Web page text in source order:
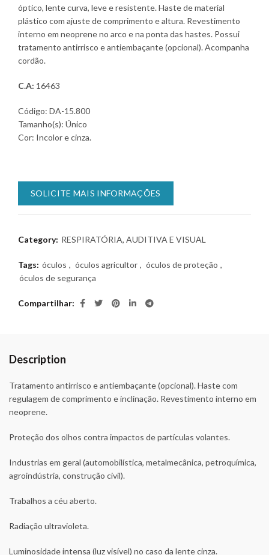
óptico, lente curva, leve e resistente. Haste de material
plástico com ajuste de comprimento e altura. Revestimento
interno em neoprene no arco e na ponta das hastes. Possui
tratamento antirrisco e antiembaçante (opcional). Acompanha
cordão.
C.A: 16463
Código: DA-15.800
Tamanho(s): Único
Cor: Incolor e cinza.
SOLICITE MAIS INFORMAÇÕES
Category: RESPIRATÓRIA, AUDITIVA E VISUAL
Tags: óculos , óculos agricultor , óculos de proteção ,
óculos de segurança
Compartilhar
Description
Tratamento antirrisco e antiembaçante (opcional). Haste com
regulagem de comprimento e inclinação. Revestimento interno em
neoprene.
Proteção dos olhos contra impactos de partículas volantes.
Industrias em geral (automobilística, metalmecânica, petroquímica,
agroindústria, construção civil).
Trabalhos a céu aberto.
Radiação ultravioleta.
Luminosidade intensa (luz visível) no caso da lente cinza.